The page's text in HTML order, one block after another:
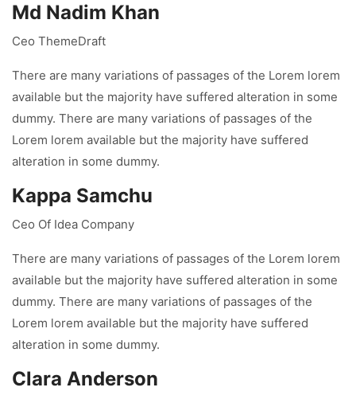
Md Nadim Khan
Ceo ThemeDraft
There are many variations of passages of the Lorem lorem
available but the majority have suffered alteration in some
dummy. There are many variations of passages of the
Lorem lorem available but the majority have suffered
alteration in some dummy.
Kappa Samchu
Ceo Of Idea Company
There are many variations of passages of the Lorem lorem
available but the majority have suffered alteration in some
dummy. There are many variations of passages of the
Lorem lorem available but the majority have suffered
alteration in some dummy.
Clara Anderson